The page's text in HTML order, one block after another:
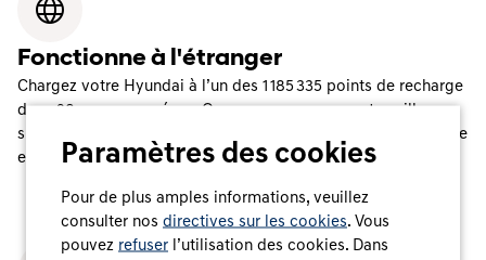
Fonctionne à l'étranger
Chargez votre Hyundai à l’un des 1 185 335 points de recharge
dans 28 pays européens. Que vous soyez en centre-ville ou
sur l’autoroute, Charge myHyundai vous offre un accès rapide
et facile.Paramètres des cookies
Pour de plus amples informations, veuillez
consulter nos directives sur les cookies. Vous
pouvez refuser l’utilisation des cookies. Dans